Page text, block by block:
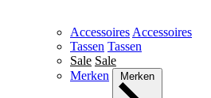
Accessoires Accessoires
Tassen Tassen
Sale Sale
Merken
Merken